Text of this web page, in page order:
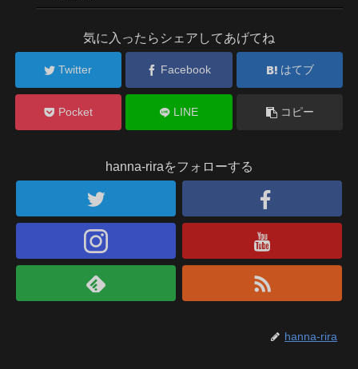
気に入ったらシェアしてあげてね
Twitter Facebook はてブ
Pocket LINE コピー
hanna-riraをフォローする
hanna-rira